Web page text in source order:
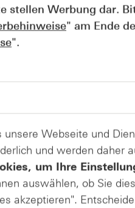
Kleingedruckte:
bei Derivaten -
stellen Werbung dar.
" am Ende
".
Webseite und
und werden daher
um Ihre
auswählen, ob Sie
akzeptieren".